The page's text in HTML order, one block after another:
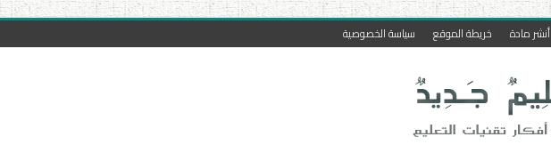
أنشر مادة خريطة الموقع سياسة الخصوصية